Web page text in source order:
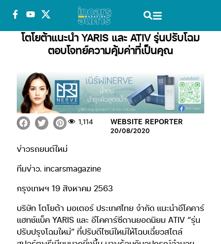
โตโยต้าแนะนำ YARIS และ ATIV รุ่นปรับโฉม
ตอบโจทย์ความคุ้มค่าที่เป็นคุณ
WEBSITE REPORTER
20/08/2020
1,114
ข่าวรถยนต์ใหม่
ทีมข่าว. incarsmagazine
กรุงเทพฯ 19 สิงหาคม 2563
บริษัท โตโยต้า มอเตอร์ ประเทศไทย จำกัด แนะนำอีโคคาร์
แฮทช์แบ็ค YARIS และ อีโคคาร์ซีดานยอดนิยม ATIV “รุ่น
ปรับปรุงโฉมใหม่” ที่ปรับดีไซน์ใหม่ให้โฉบเฉี่ยวสไตล์